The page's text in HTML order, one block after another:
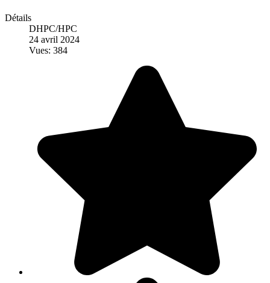
Détails
DHPC/HPC
24 avril 2024
Vues: 384